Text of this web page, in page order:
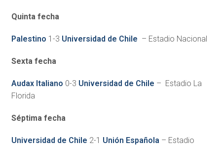
Quinta fecha
Palestino 1-3 Universidad de Chile – Estadio Nacional
Sexta fecha
Audax Italiano 0-3 Universidad de Chile – Estadio La
Florida
Séptima fecha
Universidad de Chile 2-1 Unión Española– Estadio